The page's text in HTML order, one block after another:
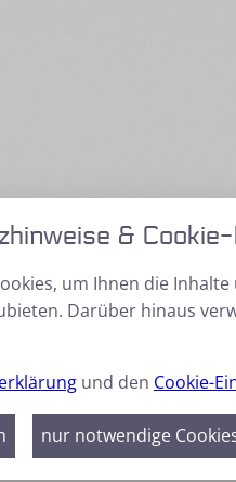
als Lebensaufgabe
&
um Ihnen die
Darüber hinaus
und den Cookie-
nur notwendige